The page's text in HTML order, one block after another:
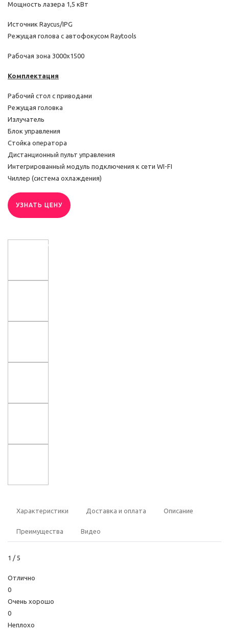
Мощность лазера 1,5 кВт
Источник Raycus/IPG
Режущая голова с автофокусом Raytools
Рабочая зона 3000х1500
Комплектация
Рабочий стол с приводами
Режущая головка
Излучатель
Блок управления
Стойка оператора
Дистанционный пульт управления
Интегрированный модуль подключения к сети WI-FI
Чиллер (система охлаждения)
УЗНАТЬ ЦЕНУ
ЛУЧШАЯ ЦЕНА
Характеристики Доставка и оплата Описание
Преимущества Видео
1 / 5
Отлично
0
Очень хорошо
0
Неплохо